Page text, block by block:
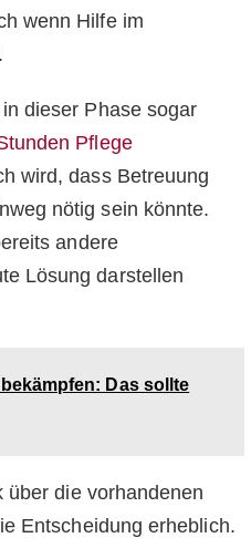
wenn Hilfe im
dieser Phase sogar
Pflege
wird, dass Betreuung
nötig sein könnte.
andere
Lösung darstellen
Das sollte
über die vorhandenen
Entscheidung erheblich.